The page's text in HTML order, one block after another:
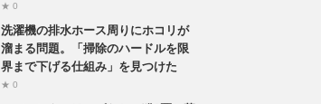
★ 0
洗濯機の排水ホース周りにホコリが
溜まる問題。「掃除のハードルを限
界まで下げる仕組み」を見つけた
★ 0